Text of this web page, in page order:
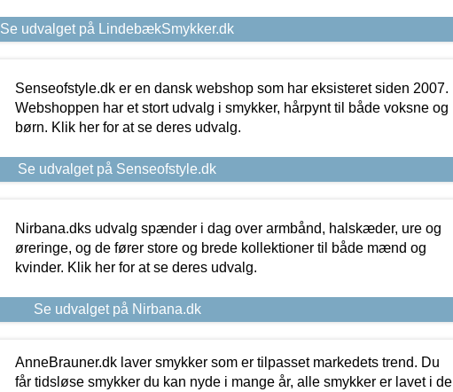
Se udvalget på LindebækSmykker.dk
Senseofstyle.dk er en dansk webshop som har eksisteret siden 2007.
Webshoppen har et stort udvalg i smykker, hårpynt til både voksne og
børn. Klik her for at se deres udvalg.
Se udvalget på Senseofstyle.dk
Nirbana.dks udvalg spænder i dag over armbånd, halskæder, ure og
øreringe, og de fører store og brede kollektioner til både mænd og
kvinder. Klik her for at se deres udvalg.
Se udvalget på Nirbana.dk
AnneBrauner.dk laver smykker som er tilpasset markedets trend. Du
får tidsløse smykker du kan nyde i mange år, alle smykker er lavet i de